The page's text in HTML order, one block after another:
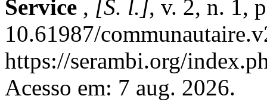
Service , [S. l.], v. 2, n. 1,
10.61987/
https://serambi.org/
Acesso em: 7 aug. 2026.